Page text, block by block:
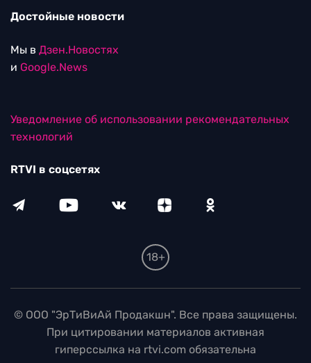
Достойные новости
Мы в Дзен.Новостях
и Google.News
Уведомление об использовании рекомендательных
технологий
RTVI в соцсетях
18+
© ООО "ЭрТиВиАй Продакшн". Все права защищены.
При цитировании материалов активная
гиперссылка на rtvi.com обязательна